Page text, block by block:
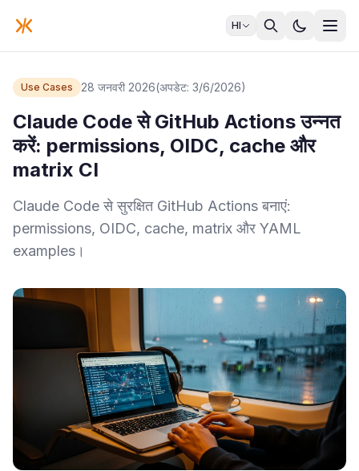
HI
Use Cases 28 जनवरी 2026(अपडेट: 3/6/2026)
Claude Code से GitHub Actions उन्नत
करें: permissions, OIDC, cache और
matrix CI
Claude Code से सुरक्षित GitHub Actions बनाएं:
permissions, OIDC, cache, matrix और YAML
examples।